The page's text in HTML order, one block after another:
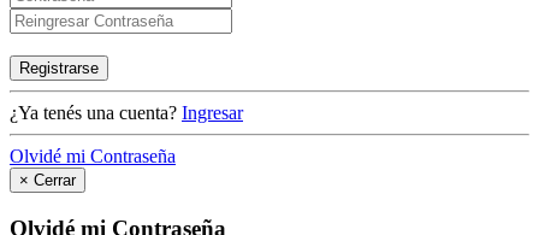
Registrarse
¿Ya tenés una cuenta? Ingresar
Olvidé mi Contraseña
× Cerrar
Olvidé mi Contraseña